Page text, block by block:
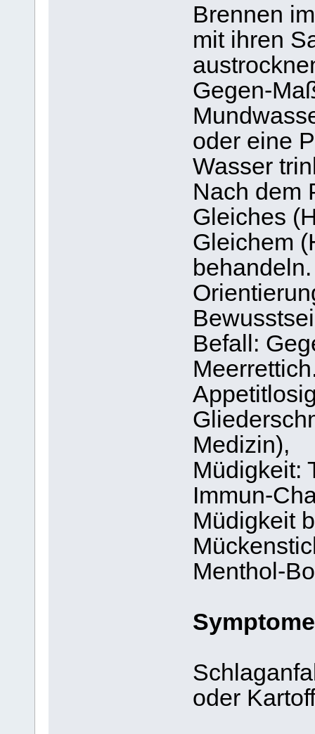
Brennen
mit ihren
Gegen-
oder eine
Wasser
Nach dem
Gleiches
Gleichem
behandeln.
Befall:
Medizin),
Müdigkeit:
Immun-
Müdigkeit
Menthol-
oder